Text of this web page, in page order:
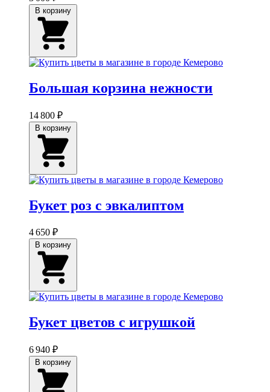
Большая корзина нежности
14 800 ₽
Букет роз с эвкалиптом
4 650 ₽
Букет цветов с игрушкой
6 940 ₽